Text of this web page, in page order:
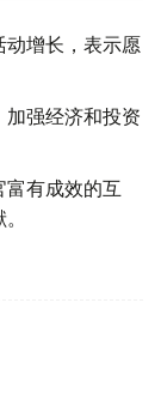
动增长，表示愿
强经济和投资
有成效的互